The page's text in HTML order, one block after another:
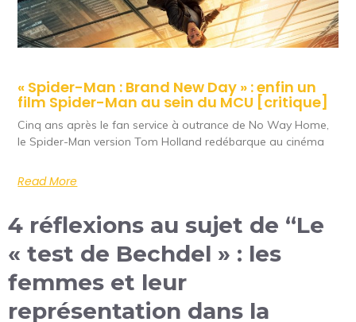
« Spider-Man : Brand New Day » : enfin un
film Spider-Man au sein du MCU [critique]
Cinq ans après le fan service à outrance de No Way Home,
le Spider-Man version Tom Holland redébarque au cinéma
Read More
4 réflexions au sujet de “Le
« test de Bechdel » : les
femmes et leur
représentation dans la